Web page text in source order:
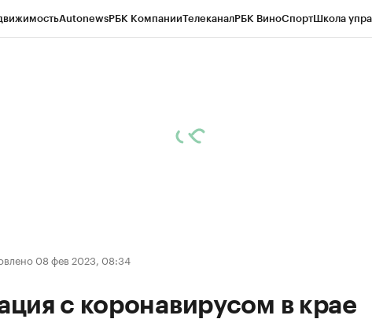
AutonewsРБК КомпанииТелеканалРБК ВиноСпортШкола
08 фев 2023, 08:34
с коронавирусом в крае